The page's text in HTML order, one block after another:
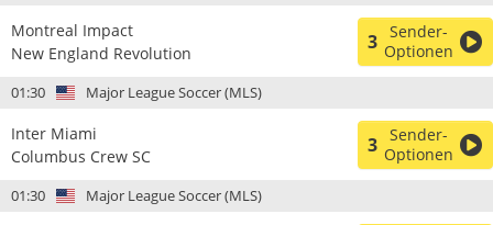
Montreal Impact
New England Revolution
3 Sender-
Optionen
01:30 Major League Soccer (MLS)
Inter Miami
Columbus Crew SC
3 Sender-
Optionen
01:30 Major League Soccer (MLS)